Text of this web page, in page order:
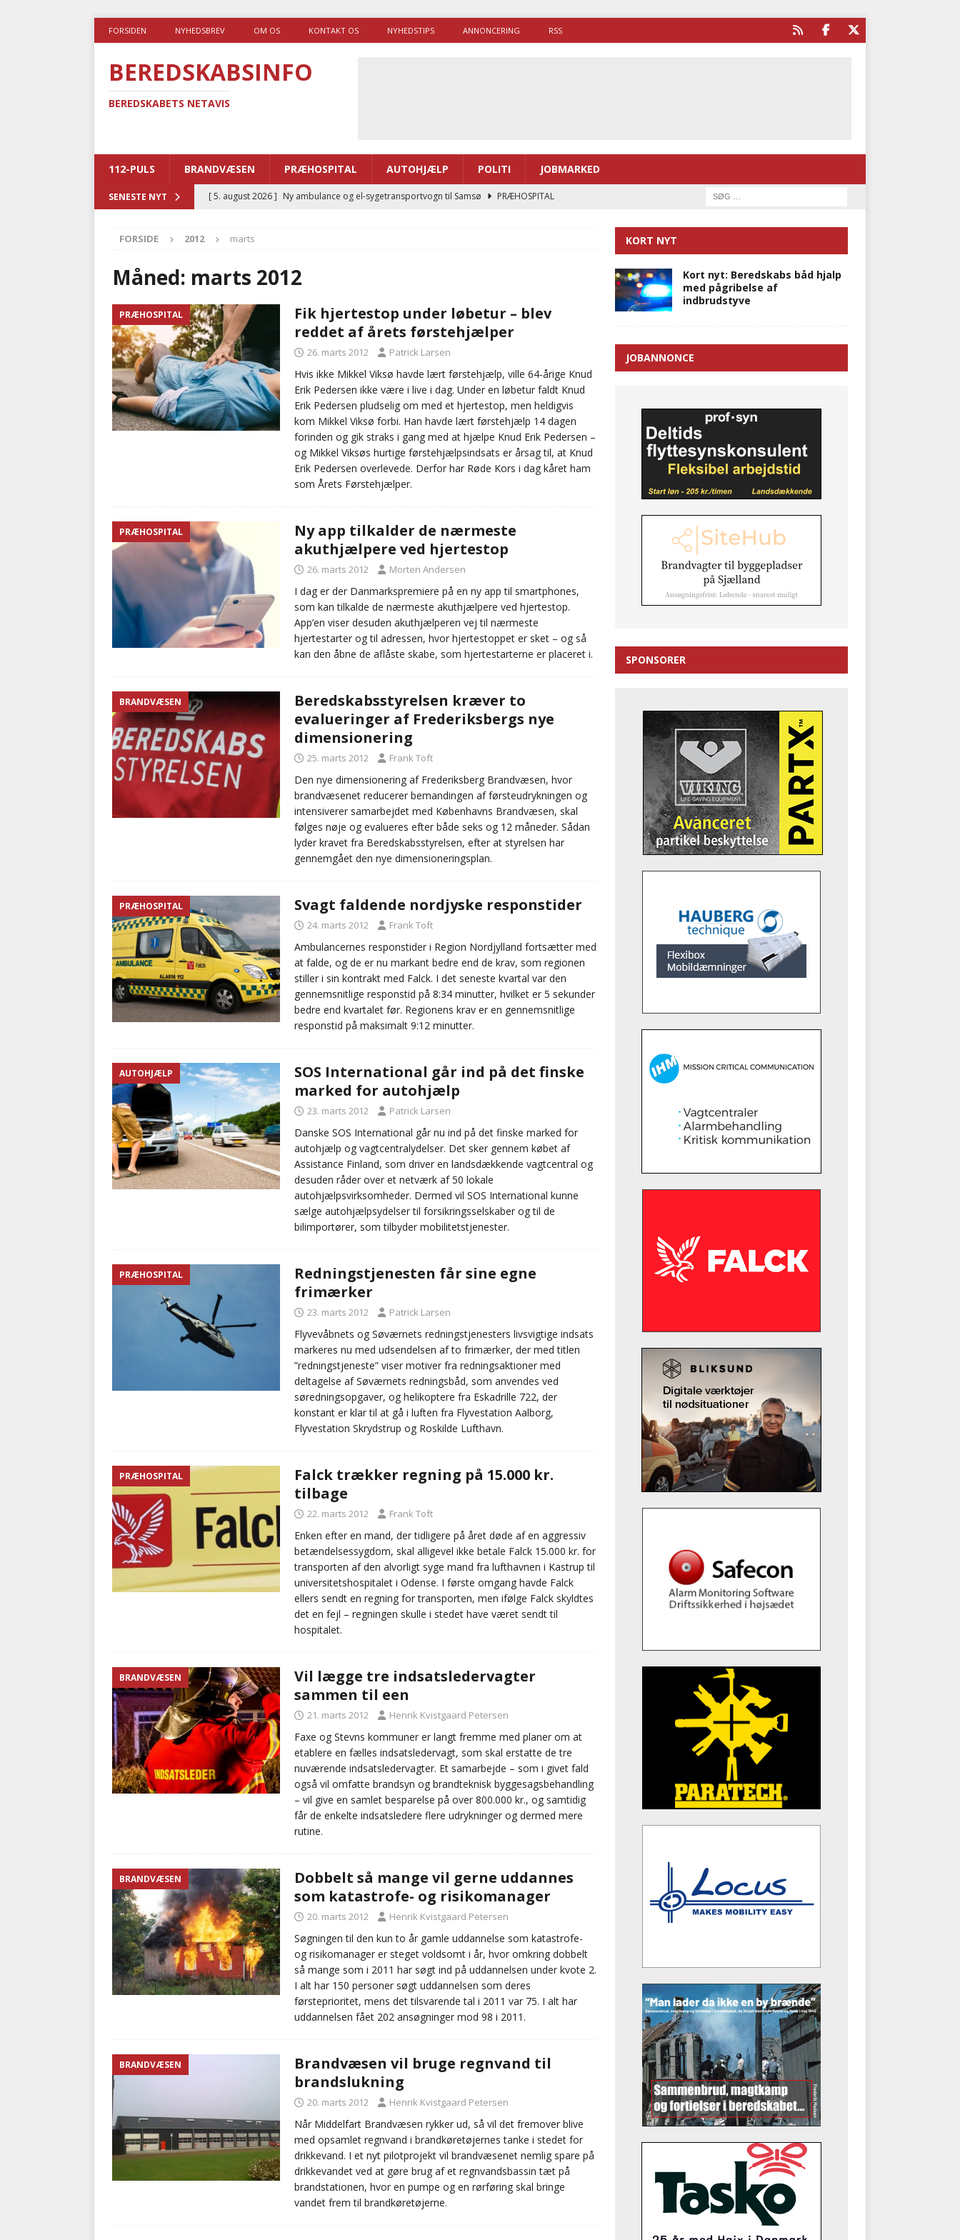
FORSIDEN NYHEDSBREV OM OS KONTAKT OS NYHEDSTIPS ANNONCERING RSS
BEREDSKABSINFO
BEREDSKABETS NETAVIS
112-PULS BRANDVÆSEN PRÆHOSPITAL AUTOHJÆLP POLITI JOBMARKED
SENESTE NYT [ 5. august 2026 ] Ny ambulance og el-sygetransportvogn til Samsø
PRÆHOSPITAL
BRANDVÆSEN
[ 4. august 2026 ] Ny treårig politiuddannelse skal ruste betjentene til mere kompleks
[ 3. august 2026 ]
Kommunerne driver flere brandstationer, mens Falcks andel fortsætter
med at falde
[ 5. august 2026 ]
i det offentlige
PRÆHOSPITAL
FORSIDE 2012 marts
Måned: marts 2012
PRÆHOSPITAL
Fik hjertestop under løbetur – blev
reddet af årets førstehjælper
26. marts 2012 Patrick Larsen
Hvis ikke Mikkel Viksø havde lært førstehjælp, ville 64-årige Knud
Erik Pedersen ikke være i live i dag. Under en løbetur faldt Knud
Erik Pedersen pludselig om med et hjertestop, men heldigvis
kom Mikkel Viksø forbi. Han havde lært førstehjælp 14 dagen
forinden og gik straks i gang med at hjælpe Knud Erik Pedersen –
og Mikkel Viksøs hurtige førstehjælpsindsats er årsag til, at Knud
Erik Pedersen overlevede. Derfor har Røde Kors i dag kåret ham
som Årets Førstehjælper.
PRÆHOSPITAL
Ny app tilkalder de nærmeste
akuthjælpere ved hjertestop
26. marts 2012 Morten Andersen
I dag er der Danmarkspremiere på en ny app til smartphones,
som kan tilkalde de nærmeste akuthjælpere ved hjertestop.
App’en viser desuden akuthjælperen vej til nærmeste
hjertestarter og til adressen, hvor hjertestoppet er sket – og så
kan den åbne de aflåste skabe, som hjertestarterne er placeret i.
BRANDVÆSEN
Beredskabsstyrelsen kræver to
evalueringer af Frederiksbergs nye
dimensionering
25. marts 2012 Frank Toft
Den nye dimensionering af Frederiksberg Brandvæsen, hvor
brandvæsenet reducerer bemandingen af førsteudrykningen og
intensiverer samarbejdet med Københavns Brandvæsen, skal
følges nøje og evalueres efter både seks og 12 måneder. Sådan
lyder kravet fra Beredskabsstyrelsen, efter at styrelsen har
gennemgået den nye dimensioneringsplan.
PRÆHOSPITAL Svagt faldende nordjyske responstider
24. marts 2012 Frank Toft
Ambulancernes responstider i Region Nordjylland fortsætter med
at falde, og de er nu markant bedre end de krav, som regionen
stiller i sin kontrakt med Falck. I det seneste kvartal var den
gennemsnitlige responstid på 8:34 minutter, hvilket er 5 sekunder
bedre end kvartalet før. Regionens krav er en gennemsnitlige
responstid på maksimalt 9:12 minutter.
AUTOHJÆLP
SOS International går ind på det finske
marked for autohjælp
23. marts 2012 Patrick Larsen
Danske SOS International går nu ind på det finske marked for
autohjælp og vagtcentralydelser. Det sker gennem købet af
Assistance Finland, som driver en landsdækkende vagtcentral og
desuden råder over et netværk af 50 lokale
autohjælpsvirksomheder. Dermed vil SOS International kunne
sælge autohjælpsydelser til forsikringsselskaber og til de
bilimportører, som tilbyder mobilitetstjenester.
PRÆHOSPITAL
Redningstjenesten får sine egne
frimærker
23. marts 2012 Patrick Larsen
Flyvevåbnets og Søværnets redningstjenesters livsvigtige indsats
markeres nu med udsendelsen af to frimærker, der med titlen
”redningstjeneste” viser motiver fra redningsaktioner med
deltagelse af Søværnets redningsbåd, som anvendes ved
søredningsopgaver, og helikoptere fra Eskadrille 722, der
konstant er klar til at gå i luften fra Flyvestation Aalborg,
Flyvestation Skrydstrup og Roskilde Lufthavn.
PRÆHOSPITAL
Falck trækker regning på 15.000 kr.
tilbage
22. marts 2012 Frank Toft
Enken efter en mand, der tidligere på året døde af en aggressiv
betændelsessygdom, skal alligevel ikke betale Falck 15.000 kr. for
transporten af den alvorligt syge mand fra lufthavnen i Kastrup til
universitetshospitalet i Odense. I første omgang havde Falck
ellers sendt en regning for transporten, men ifølge Falck skyldtes
det en fejl – regningen skulle i stedet have været sendt til
hospitalet.
BRANDVÆSEN
Vil lægge tre indsatsledervagter
sammen til een
21. marts 2012 Henrik Kvistgaard Petersen
Faxe og Stevns kommuner er langt fremme med planer om at
etablere en fælles indsatsledervagt, som skal erstatte de tre
nuværende indsatsledervagter. Et samarbejde – som i givet fald
også vil omfatte brandsyn og brandteknisk byggesagsbehandling
– vil give en samlet besparelse på over 800.000 kr., og samtidig
får de enkelte indsatsledere flere udrykninger og dermed mere
rutine.
BRANDVÆSEN
Dobbelt så mange vil gerne uddannes
som katastrofe- og risikomanager
20. marts 2012 Henrik Kvistgaard Petersen
Søgningen til den kun to år gamle uddannelse som katastrofe-
og risikomanager er steget voldsomt i år, hvor omkring dobbelt
så mange som i 2011 har søgt ind på uddannelsen under kvote 2.
I alt har 150 personer søgt uddannelsen som deres
førsteprioritet, mens det tilsvarende tal i 2011 var 75. I alt har
uddannelsen fået 202 ansøgninger mod 98 i 2011.
BRANDVÆSEN
Brandvæsen vil bruge regnvand til
brandslukning
20. marts 2012 Henrik Kvistgaard Petersen
Når Middelfart Brandvæsen rykker ud, så vil det fremover blive
med opsamlet regnvand i brandkøretøjernes tanke i stedet for
drikkevand. I et nyt pilotprojekt vil brandvæsenet nemlig spare på
drikkevandet ved at gøre brug af et regnvandsbassin tæt på
brandstationen, hvor en pumpe og en rørføring skal bringe
vandet frem til brandkøretøjerne.
KORT NYT
Kort nyt: Beredskabs båd hjalp
med pågribelse af
indbrudstyve
JOBANNONCE
SPONSORER